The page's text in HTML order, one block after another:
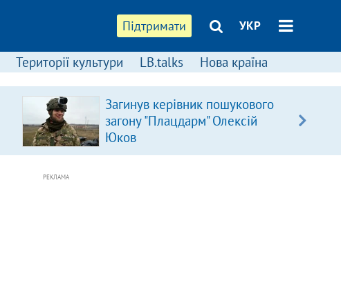
Підтримати УКР
Території культури LB.talks Нова країна
Загинув керівник пошукового
загону "Плацдарм" Олексій
Юков
РЕКЛАМА